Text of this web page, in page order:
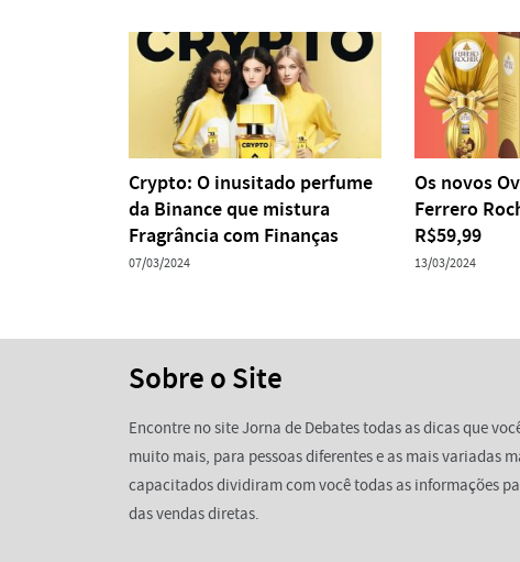
Crypto: O inusitado perfume
da Binance que mistura
Fragrância com Finanças
07/03/2024
Os novos
Ferrero
R$59,99
13/03/2024
Sobre o Site
Encontre no site Jorna de Debates todas as dicas que
muito mais, para pessoas diferentes e as mais variadas
capacitados dividiram com você todas as informações
das vendas diretas.